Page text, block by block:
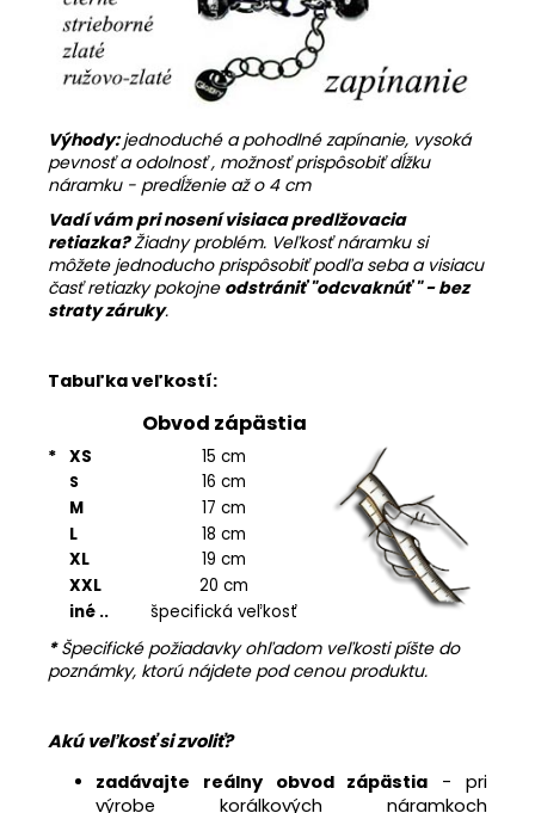
Výhody:jednoduché a pohodlné zapínanie, vysoká
pevnosť a odolnosť , možnosť prispôsobiť dĺžku
náramku - predĺženie až o 4 cm
Vadí vám pri nosení visiaca predlžovacia
retiazka?Žiadny problém. Veľkosť náramku si
môžete jednoducho prispôsobiť podľa seba a visiacu
časť retiazky pokojne odstrániť "odcvaknúť " - bez
straty záruky.
Tabuľka veľkostí:
Obvod zápästia
* XS 15 cm
S
16 cm
M
17 cm
L
18 cm
XL
19 cm
XXL
20 cm
iné ..
špecifická veľkosť
*Špecifické požiadavky ohľadom veľkosti píšte do
poznámky, ktorú nájdete pod cenou produktu.
Akú veľkosť si zvoliť?
zadávajte reálny obvod zápästia - pri
výrobe korálkových náramkoch